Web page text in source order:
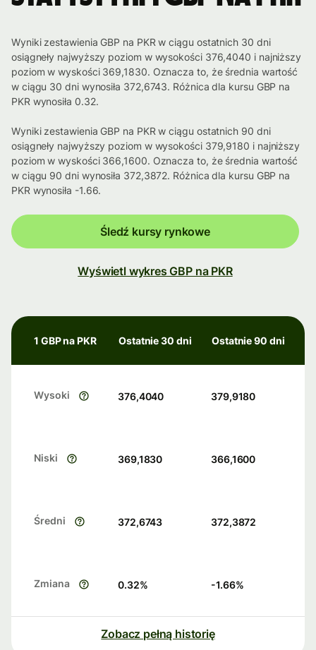
Wyniki zestawienia GBP na PKR w ciągu ostatnich 30 dni
osiągneły najwyższy poziom w wysokości 376,4040 i najniższy
poziom w wyskości 369,1830. Oznacza to, że średnia wartość
w ciągu 30 dni wynosiła 372,6743. Różnica dla kursu GBP na
PKR wynosiła 0.32.
Wyniki zestawienia GBP na PKR w ciągu ostatnich 90 dni
osiągneły najwyższy poziom w wysokości 379,9180 i najniższy
poziom w wyskości 366,1600. Oznacza to, że średnia wartość
w ciągu 90 dni wynosiła 372,3872. Różnica dla kursu GBP na
PKR wynosiła -1.66.
Śledź kursy rynkowe
Wyświetl wykres GBP na PKR
1 GBP na PKR Ostatnie 30 dni Ostatnie 90 dni
Wysoki 376,4040 379,9180
Niski 369,1830 366,1600
Średni 372,6743 372,3872
Zmiana 0.32% -1.66%
Zobacz pełną historię